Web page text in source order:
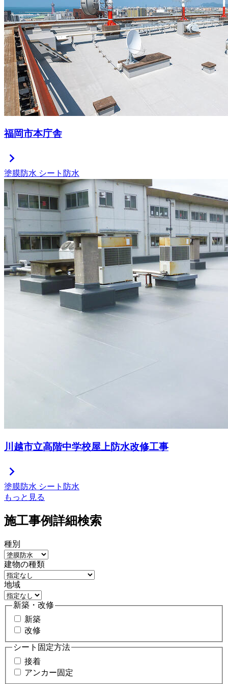
福岡市本庁舎
chevron_right
塗膜防水 シート防水
川越市立高階中学校屋上防水改修工事
chevron_right
塗膜防水 シート防水
もっと見る
施工事例詳細検索
種別
建物の種類
地域
新築・改修
新築
改修
シート固定方法
接着
アンカー固定